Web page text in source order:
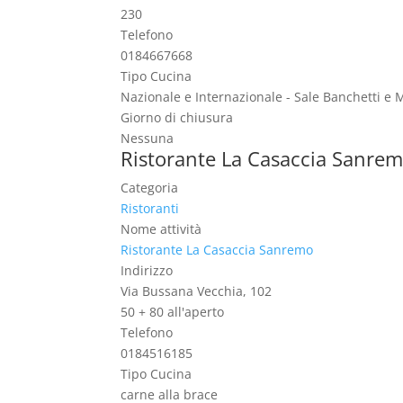
230
Telefono
0184667668
Tipo Cucina
Nazionale e Internazionale - Sale Banchetti e
Giorno di chiusura
Nessuna
Ristorante La Casaccia
Categoria
Ristoranti
Nome attività
Ristorante La Casaccia Sanremo
Indirizzo
Via Bussana Vecchia, 102
50 + 80 all'aperto
Telefono
0184516185
Tipo Cucina
carne alla brace